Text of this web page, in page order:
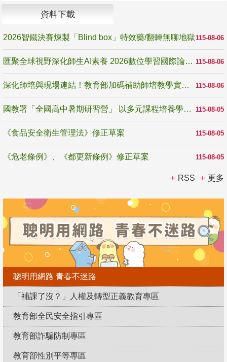
資料下載
115-08-06
2026智鐵決賽煉製「Blind box」特效藥/翻轉無聊地獄
115-08-06
匯聚全球視野深化師生AI素養 2026數位學習國際論壇高雄登場
115-08-06
深化師培與現場連結！教育部加碼補助師培教學實踐研究 10月師培國際研討會交流教學實踐經驗
115-08-05
國教署「全國高中暑期研習營」 以多元課程培養學生瞭解誠信專業與倫理價值
115-08-05
《食品安全衛生管理法》修正草案
115-08-05
《危老條例》、《都更新條例》修正草案
RSS 更多
聰明用網路 青春不迷路
「補課了沒？」人權及轉型正義教育專區
教育部全民安全指引專區
教育部詐騙防制專區
教育部性別平等專區